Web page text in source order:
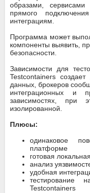
образами,
прямого
интеграциям.
Программа может
компоненты выявить,
безопасности.
Зависимости для
Testcontainers
данных, брокеров
интеграционных и
зависимостях, при
изолированной.
Плюсы:
одинаковое
платформе
готовая
анализ
удобная
тестирование
Testcontainers